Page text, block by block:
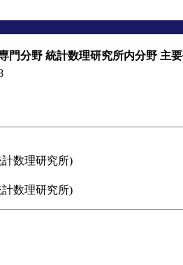
門分野 統計数理研究所内分野 主
数理研究所)
数理研究所)